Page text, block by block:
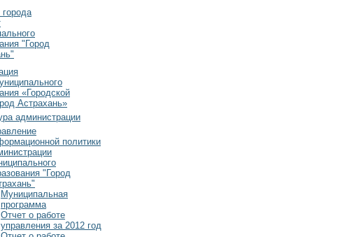
"Город
«Городской
Астрахань»
администрации
политики
"Город
Муниципальная
программа
Отчет о работе
управления за 2012 год